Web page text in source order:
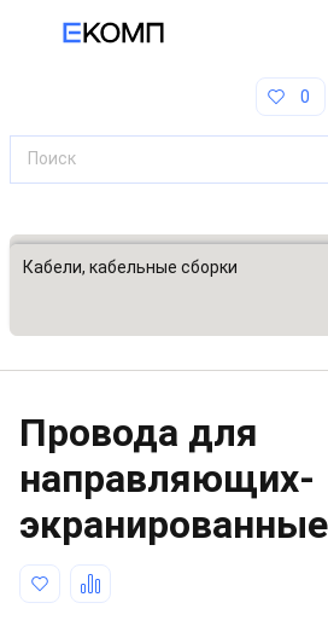
0
Все категории
Кабели, кабельные сборки
Провода для
направляющих-
экранированные